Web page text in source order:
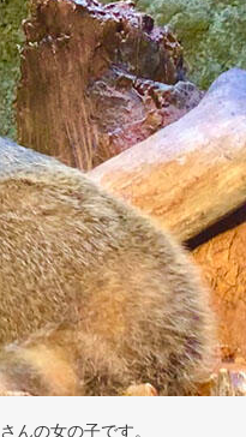
んの女の子です。